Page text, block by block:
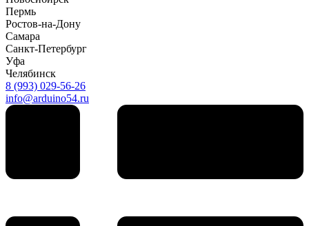
Пермь
Ростов-на-Дону
Самара
Санкт-Петербург
Уфа
Челябинск
8 (993) 029-56-26
info@arduino54.ru